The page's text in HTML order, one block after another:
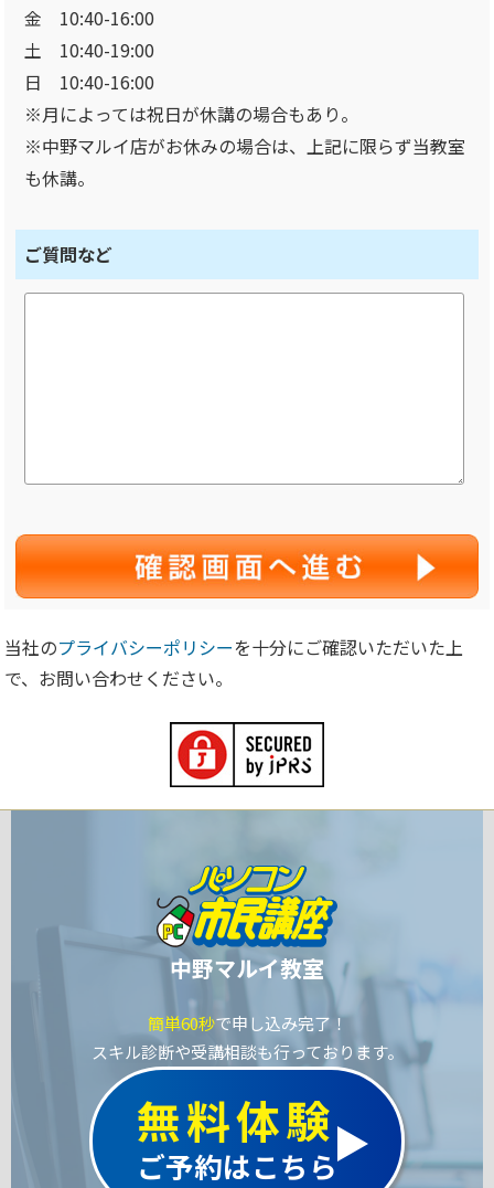
金 10:40-16:00
土 10:40-19:00
日 10:40-16:00
※月によっては祝日が休講の場合もあり。
※中野マルイ店がお休みの場合は、上記に限らず当教室
も休講。
ご質問など
当社のプライバシーポリシーを十分にご確認いただいた上
で、お問い合わせください。
中野マルイ教室
簡単60秒で申し込み完了！
スキル診断や受講相談も行っております。
無料体験
ご予約はこちら